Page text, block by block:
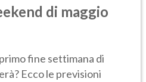
di maggio
fine settimana di
Ecco le previsioni